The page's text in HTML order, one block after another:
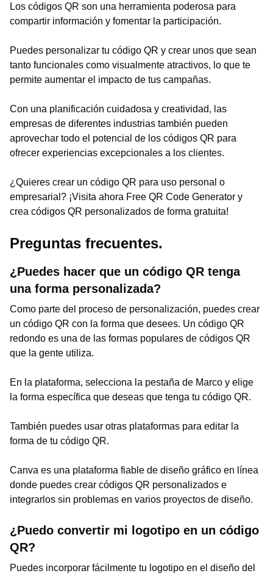
Los códigos QR son una herramienta poderosa para
compartir información y fomentar la participación.
Puedes personalizar tu código QR y crear unos que sean
tanto funcionales como visualmente atractivos, lo que te
permite aumentar el impacto de tus campañas.
Con una planificación cuidadosa y creatividad, las
empresas de diferentes industrias también pueden
aprovechar todo el potencial de los códigos QR para
ofrecer experiencias excepcionales a los clientes.
¿Quieres crear un código QR para uso personal o
empresarial? ¡Visita ahora Free QR Code Generator y
crea códigos QR personalizados de forma gratuita!
Preguntas frecuentes.
¿Puedes hacer que un código QR tenga
una forma personalizada?
Como parte del proceso de personalización, puedes crear
un código QR con la forma que desees. Un código QR
redondo es una de las formas populares de códigos QR
que la gente utiliza.
En la plataforma, selecciona la pestaña de Marco y elige
la forma específica que deseas que tenga tu código QR.
También puedes usar otras plataformas para editar la
forma de tu código QR.
Canva es una plataforma fiable de diseño gráfico en línea
donde puedes crear códigos QR personalizados e
integrarlos sin problemas en varios proyectos de diseño.
¿Puedo convertir mi logotipo en un código
QR?
Puedes incorporar fácilmente tu logotipo en el diseño del